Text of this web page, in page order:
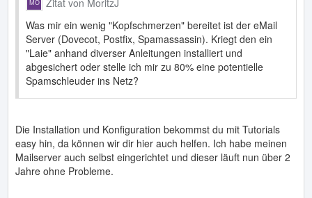
Was mir ein wenig "Kopfschmerzen" bereitet ist der eMail
Server (Dovecot, Postfix, Spamassassin). Kriegt den ein
"Laie" anhand diverser Anleitungen installiert und
abgesichert oder stelle ich mir zu 80% eine potentielle
Spamschleuder ins Netz?
Die Installation und Konfiguration bekommst du mit Tutorials
easy hin, da können wir dir hier auch helfen. Ich habe meinen
Mailserver auch selbst eingerichtet und dieser läuft nun über 2
Jahre ohne Probleme.